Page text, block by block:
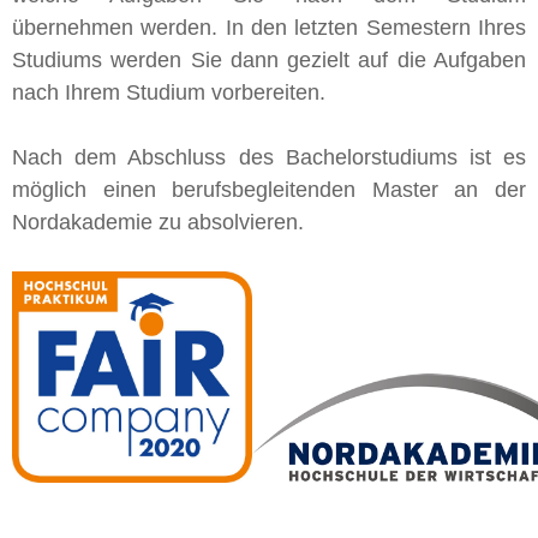
übernehmen werden. In den letzten Semestern Ihres
Studiums werden Sie dann gezielt auf die Aufgaben
nach Ihrem Studium vorbereiten.
Nach dem Abschluss des Bachelorstudiums ist es
möglich einen berufsbegleitenden Master an der
Nordakademie zu absolvieren.